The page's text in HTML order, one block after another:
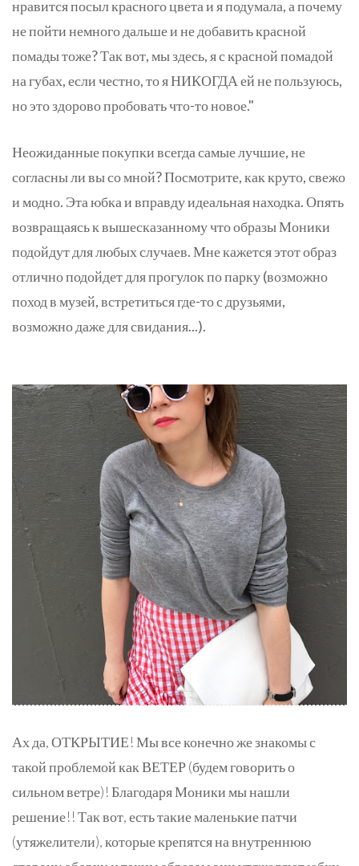
нравится посыл красного цвета и я подумала, а почему
не пойти немного дальше и не добавить красной
помады тоже? Так вот, мы здесь, я с красной помадой
на губах, если честно, то я НИКОГДА ей не пользуюсь,
но это здорово пробовать что-то новое."
Неожиданные покупки всегда самые лучшие, не
согласны ли вы со мной? Посмотрите, как круто, свежо
и модно. Эта юбка и вправду идеальная находка. Опять
возвращаясь к вышесказанному что образы Моники
подойдут для любых случаев. Мне кажется этот образ
отлично подойдет для прогулок по парку (возможно
поход в музей, встретиться где-то с друзьями,
возможно даже для свидания...).
Ах да, ОТКРЫТИЕ! Мы все конечно же знакомы с
такой проблемой как ВЕТЕР (будем говорить о
сильном ветре)! Благодаря Моники мы нашли
решение!! Так вот, есть такие маленькие патчи
(утяжелители), которые крепятся на внутреннюю